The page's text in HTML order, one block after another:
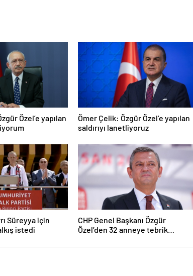
Özel’e yapılan
Ömer Çelik: Özgür Özel’e yapılan
saldırıyı lanetliyoruz
Süreyya için
istedi
CHP Genel Başkanı Özgür
Özel’den 32 anneye tebrik